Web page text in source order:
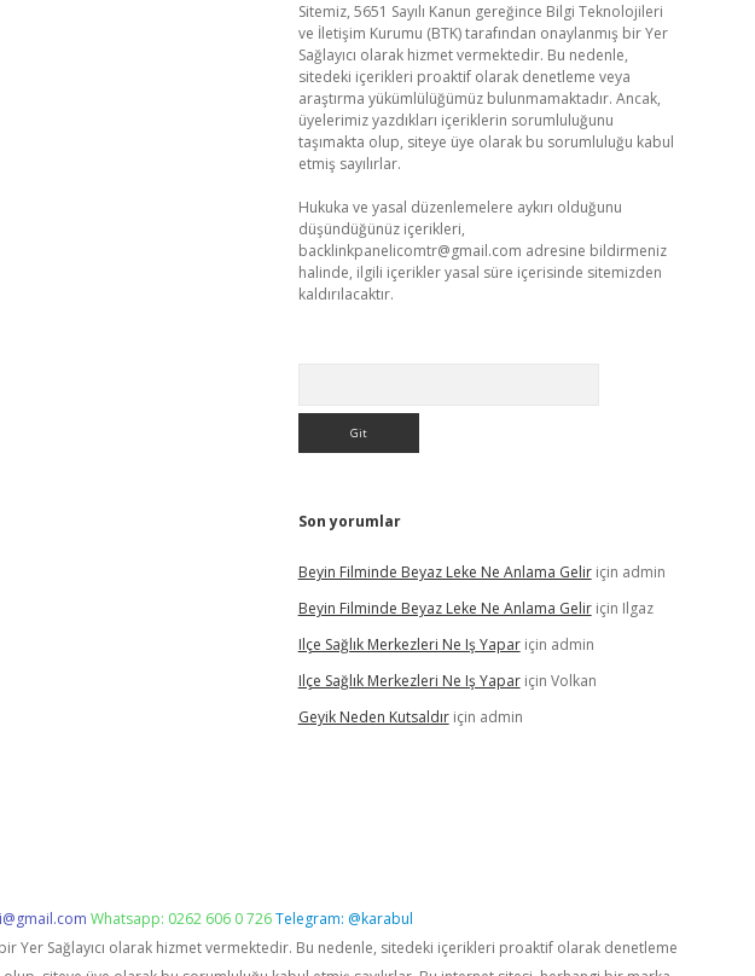
Sitemiz, 5651 Sayılı Kanun gereğince Bilgi Teknolojileri
ve İletişim Kurumu (BTK) tarafından onaylanmış bir Yer
Sağlayıcı olarak hizmet vermektedir. Bu nedenle,
sitedeki içerikleri proaktif olarak denetleme veya
araştırma yükümlülüğümüz bulunmamaktadır. Ancak,
üyelerimiz yazdıkları içeriklerin sorumluluğunu
taşımakta olup, siteye üye olarak bu sorumluluğu kabul
etmiş sayılırlar.
Hukuka ve yasal düzenlemelere aykırı olduğunu
düşündüğünüz içerikleri,
backlinkpanelicomtr@gmail.com adresine bildirmeniz
halinde, ilgili içerikler yasal süre içerisinde sitemizden
kaldırılacaktır.
Son yorumlar
Beyin Filminde Beyaz Leke Ne Anlama Geliriçin admin
Beyin Filminde Beyaz Leke Ne Anlama Geliriçin Ilgaz
Ilçe Sağlık Merkezleri Ne Iş Yapariçin admin
Ilçe Sağlık Merkezleri Ne Iş Yapariçin Volkan
Geyik Neden Kutsaldıriçin admin
Whatsapp: 0262 606 0 726Telegram: @karabul
Yer Sağlayıcı olarak hizmet vermektedir. Bu nedenle, sitedeki içerikleri proaktif olarak denetleme